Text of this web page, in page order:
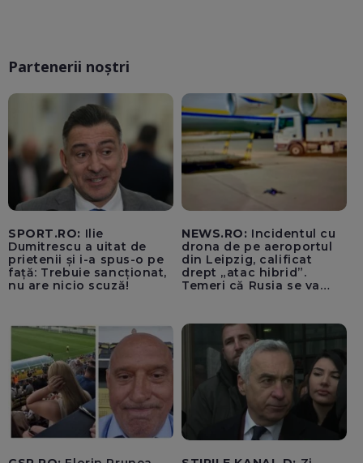
Partenerii noștri
SPORT.RO: Ilie
Dumitrescu a uitat de
prietenii și i-a spus-o pe
față: Trebuie sancționat,
nu are nicio scuză!
NEWS.RO: Incidentul cu
drona de pe aeroportul
din Leipzig, calificat
drept „atac hibrid”.
Temeri că Rusia se va
neagă informațiile că
avioanele ucrainene din
apropierea dronei ar fi
fost încărcate cu muniție